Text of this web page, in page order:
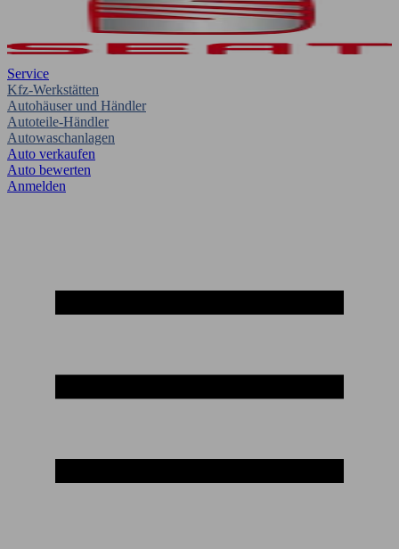
Service
Kfz-Werkstätten
Autohäuser und Händler
Autoteile-Händler
Autowaschanlagen
Auto verkaufen
Auto bewerten
Anmelden